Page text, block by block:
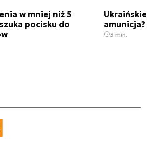
w mniej niż 5
pocisku do
amunicja?
3 min.